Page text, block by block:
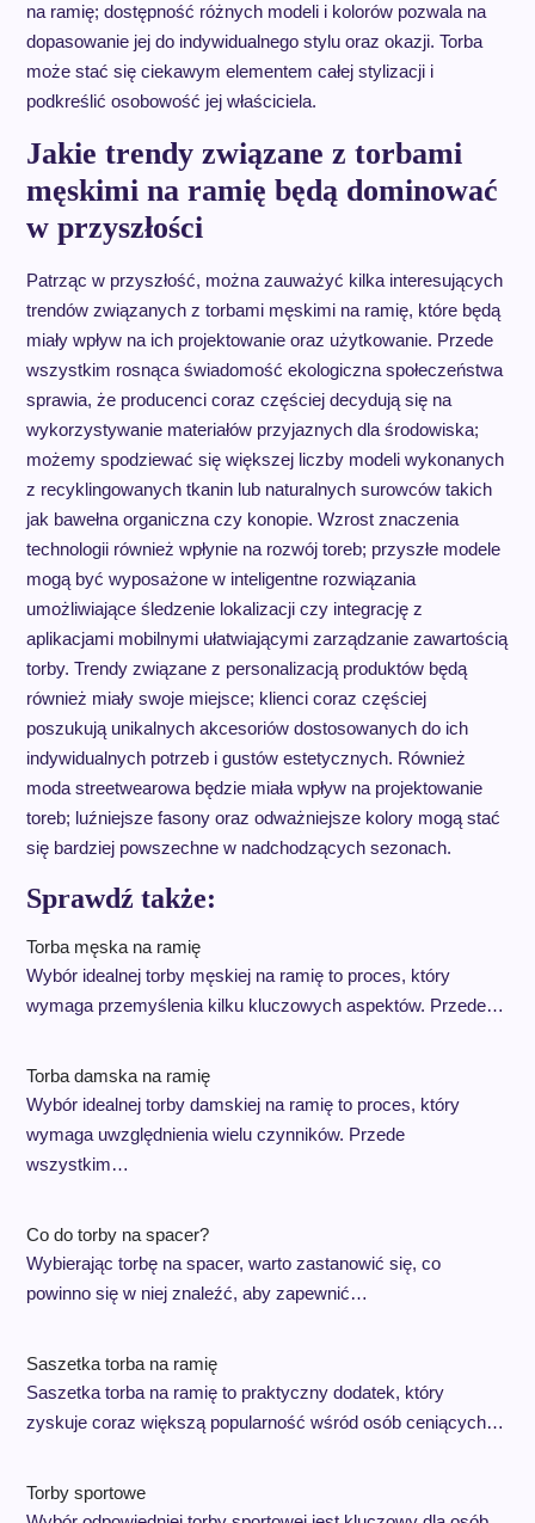
na ramię; dostępność różnych modeli i kolorów pozwala na
dopasowanie jej do indywidualnego stylu oraz okazji. Torba
może stać się ciekawym elementem całej stylizacji i
podkreślić osobowość jej właściciela.
Jakie trendy związane z torbami
męskimi na ramię będą dominować
w przyszłości
Patrząc w przyszłość, można zauważyć kilka interesujących
trendów związanych z torbami męskimi na ramię, które będą
miały wpływ na ich projektowanie oraz użytkowanie. Przede
wszystkim rosnąca świadomość ekologiczna społeczeństwa
sprawia, że producenci coraz częściej decydują się na
wykorzystywanie materiałów przyjaznych dla środowiska;
możemy spodziewać się większej liczby modeli wykonanych
z recyklingowanych tkanin lub naturalnych surowców takich
jak bawełna organiczna czy konopie. Wzrost znaczenia
technologii również wpłynie na rozwój toreb; przyszłe modele
mogą być wyposażone w inteligentne rozwiązania
umożliwiające śledzenie lokalizacji czy integrację z
aplikacjami mobilnymi ułatwiającymi zarządzanie zawartością
torby. Trendy związane z personalizacją produktów będą
również miały swoje miejsce; klienci coraz częściej
poszukują unikalnych akcesoriów dostosowanych do ich
indywidualnych potrzeb i gustów estetycznych. Również
moda streetwearowa będzie miała wpływ na projektowanie
toreb; luźniejsze fasony oraz odważniejsze kolory mogą stać
się bardziej powszechne w nadchodzących sezonach.
Sprawdź także:
Torba męska na ramię
Wybór idealnej torby męskiej na ramię to proces, który
wymaga przemyślenia kilku kluczowych aspektów. Przede…
Torba damska na ramię
Wybór idealnej torby damskiej na ramię to proces, który
wymaga uwzględnienia wielu czynników. Przede
wszystkim…
Co do torby na spacer?
Wybierając torbę na spacer, warto zastanowić się, co
powinno się w niej znaleźć, aby zapewnić…
Saszetka torba na ramię
Saszetka torba na ramię to praktyczny dodatek, który
zyskuje coraz większą popularność wśród osób ceniących…
Torby sportowe